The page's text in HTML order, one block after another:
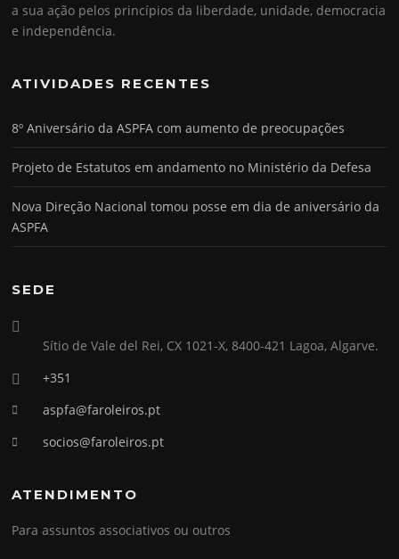
a sua ação pelos princípios da liberdade, unidade, democracia
e independência.
ATIVIDADES RECENTES
8º Aniversário da ASPFA com aumento de preocupações
Projeto de Estatutos em andamento no Ministério da Defesa
Nova Direção Nacional tomou posse em dia de aniversário da
ASPFA
SEDE
Sítio de Vale del Rei, CX 1021-X, 8400-421 Lagoa, Algarve.
+351
aspfa@faroleiros.pt
socios@faroleiros.pt
ATENDIMENTO
Para assuntos associativos ou outros